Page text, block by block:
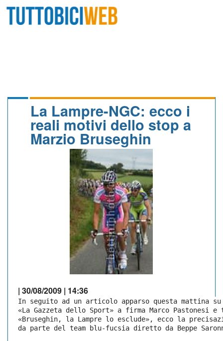
CALENDARIO
La Lampre-NGC: ecco i
reali motivi dello stop a
Marzio Bruseghin
| 30/08/2009 | 14:36
In seguito ad un articolo apparso questa mattina
«La Gazzeta dello Sport» a firma Marco Pastonesi
«Bruseghin, la Lampre lo esclude», ecco la
da parte del team blu-fucsia diretto da Beppe